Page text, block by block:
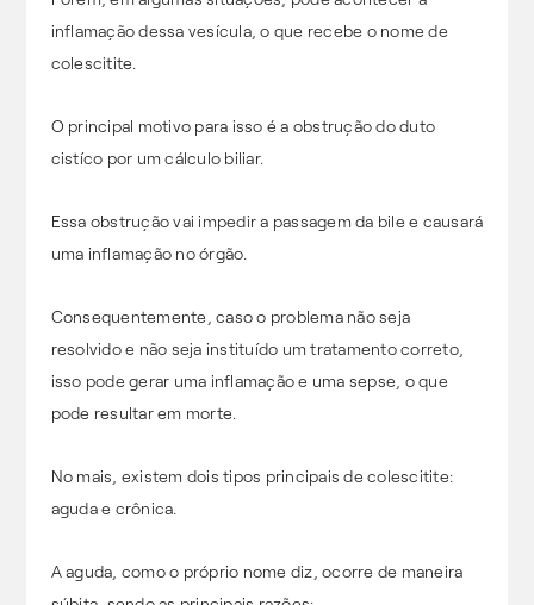
inflamação dessa vesícula, o que recebe o nome de
colescitite.
O principal motivo para isso é a obstrução do duto
cistíco por um cálculo biliar.
Essa obstrução vai impedir a passagem da bile e causará
uma inflamação no órgão.
Consequentemente, caso o problema não seja
resolvido e não seja instituído um tratamento correto,
isso pode gerar uma inflamação e uma sepse, o que
pode resultar em morte.
No mais, existem dois tipos principais de colescitite:
aguda e crônica.
A aguda, como o próprio nome diz, ocorre de maneira